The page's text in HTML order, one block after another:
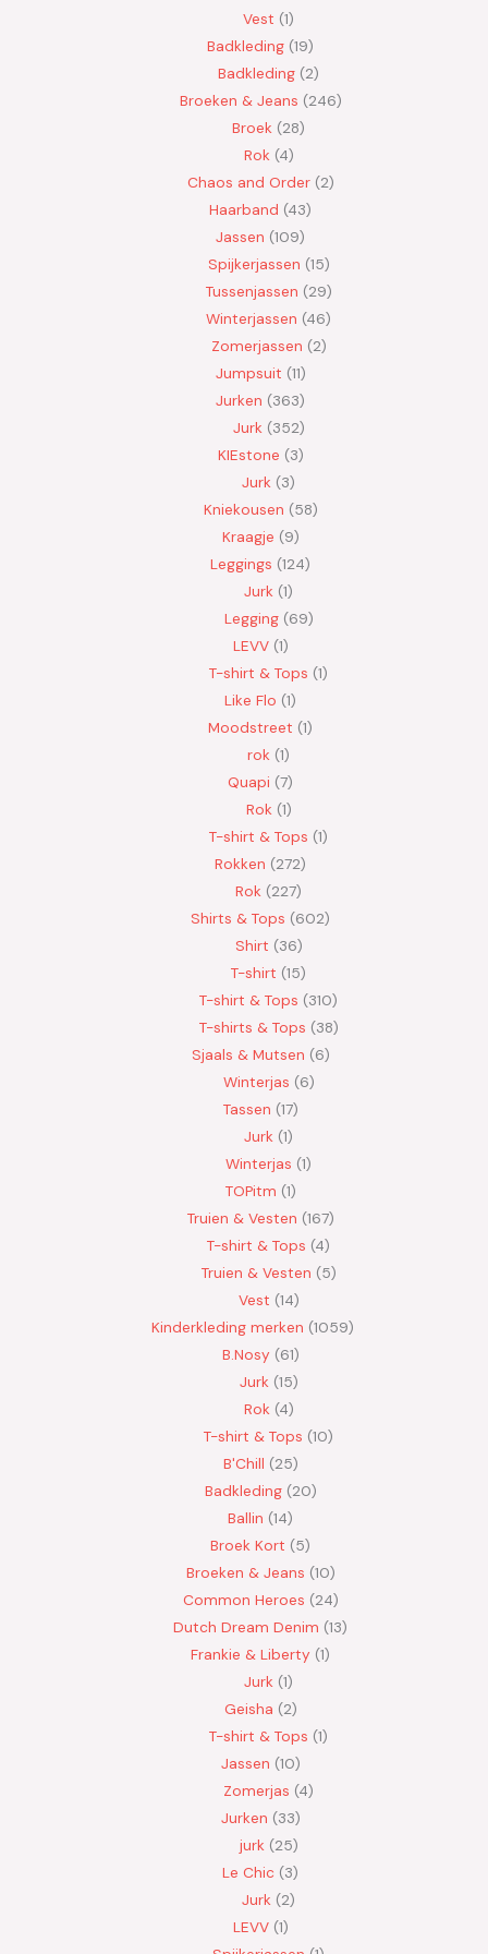
Vest 1
Badkleding 19
Badkleding 2
Broeken & Jeans 246
Broek 28
Rok 4
Chaos and Order 2
Haarband 43
Jassen 109
Spijkerjassen 15
Tussenjassen 29
Winterjassen 46
Zomerjassen 2
Jumpsuit 11
Jurken 363
Jurk 352
KIEstone 3
Jurk 3
Kniekousen 58
Kraagje 9
Leggings 124
Jurk 1
Legging 69
LEVV 1
T-shirt & Tops 1
Like Flo 1
Moodstreet 1
rok 1
Quapi 7
Rok 1
T-shirt & Tops 1
Rokken 272
Rok 227
Shirts & Tops 602
Shirt 36
T-shirt 15
T-shirt & Tops 310
T-shirts & Tops 38
Sjaals & Mutsen 6
Winterjas 6
Tassen 17
Jurk 1
Winterjas 1
TOPitm 1
Truien & Vesten 167
T-shirt & Tops 4
Truien & Vesten 5
Vest 14
Kinderkleding merken 1059
B.Nosy 61
Jurk 15
Rok 4
T-shirt & Tops 10
B'Chill 25
Badkleding 20
Ballin 14
Broek Kort 5
Broeken & Jeans 10
Common Heroes 24
Dutch Dream Denim 13
Frankie & Liberty 1
Jurk 1
Geisha 2
T-shirt & Tops 1
Jassen 10
Zomerjas 4
Jurken 33
jurk 25
Le Chic 3
Jurk 2
LEVV 1